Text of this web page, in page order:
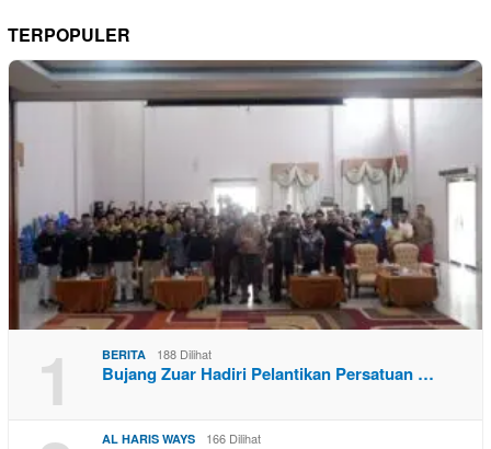
TERPOPULER
1 BERITA 188 Dilihat
Bujang Zuar Hadiri Pelantikan Persatuan …
AL HARIS WAYS 166 Dilihat